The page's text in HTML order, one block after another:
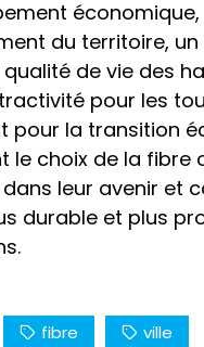
économique,
du territoire,
de vie des
pour les
pour la transition
le choix de la fibre
leur avenir et
durable et plus
fibre ville